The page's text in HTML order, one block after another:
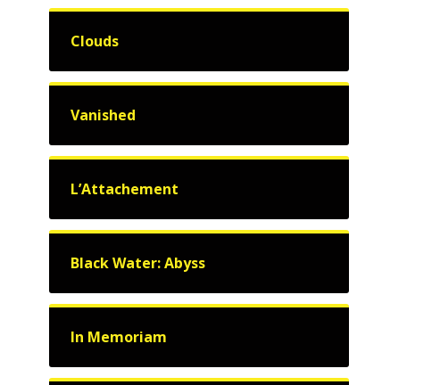
Clouds
Vanished
L’Attachement
Black Water: Abyss
In Memoriam